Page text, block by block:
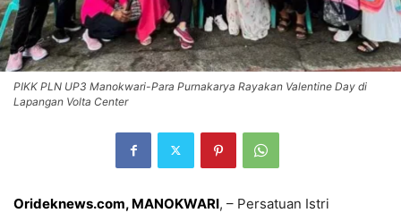
PIKK PLN UP3 Manokwari-Para Purnakarya Rayakan Valentine Day di
Lapangan Volta Center
Orideknews.com, MANOKWARI, – Persatuan Istri